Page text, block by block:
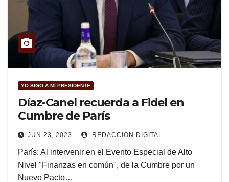
YO SIGO A MI PRESIDENTE
Díaz-Canel recuerda a Fidel en
Cumbre de París
JUN 23, 2023 REDACCIÓN DIGITAL
París: Al intervenir en el Evento Especial de Alto
Nivel "Finanzas en común", de la Cumbre por un
Nuevo Pacto…